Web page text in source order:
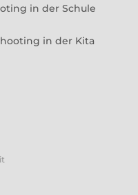
in der Schule
in der Kita